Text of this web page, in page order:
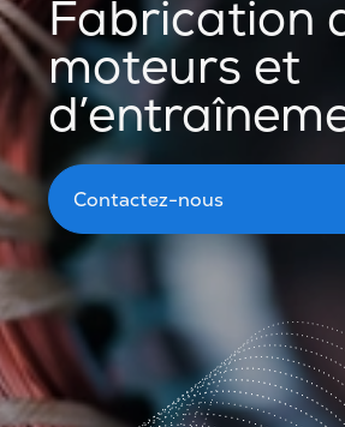
Fabrication
moteurs et
Contactez-nous